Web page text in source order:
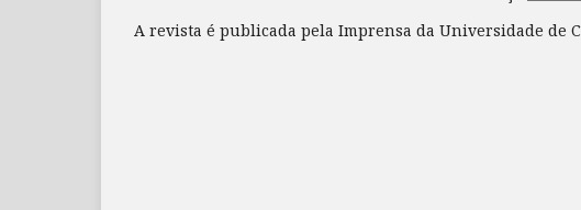
A revista é publicada pela Imprensa da Universidade de